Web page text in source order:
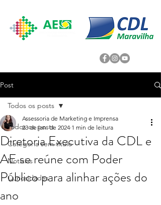
Post
Todos os posts
Categoria sem título
Noticias
Curiosidades
Todos os posts
Diretoria Executiva da CDL e
AE se reúne com Poder
Público para alinhar ações do
ano
Assessoria de Marketing e Imprensa
23 de jan. de 2024 1 min de leitura